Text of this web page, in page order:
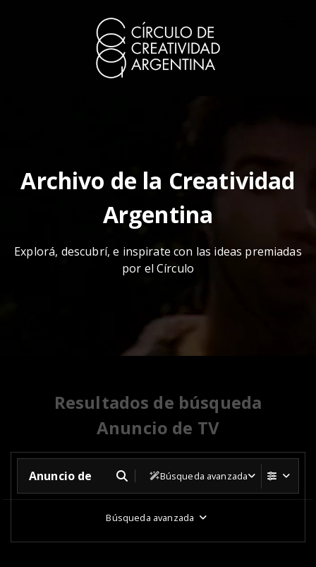
Archivo de la Creatividad
Argentina
Explorá, descubrí, e inspirate con las ideas premiadas
por el Círculo
Resultados de búsqueda
Anuncio de TV
Búsqueda avanzada
Búsqueda avanzada